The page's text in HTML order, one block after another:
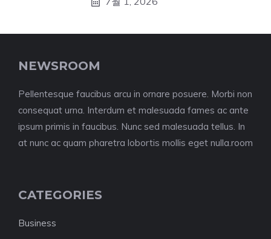
NEWSROOM
Pellentesque faucibus arcu in ornare posuere. Morbi non
consequat urna. Interdum et malesuada fames ac ante
ipsum primis in faucibus. Nunc sed malesuada tellus. In
at nunc ac quam pharetra lobortis mollis eget nulla.room
CATEGORIES
Business